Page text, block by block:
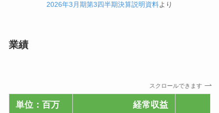
2026年3月期第3四半期決算説明資料より
業績
スクロールできます
単位：百万
経常収益